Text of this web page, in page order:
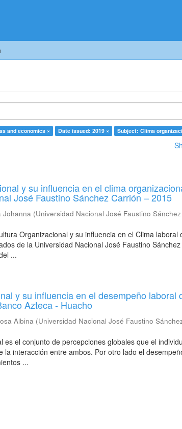
and economics × Date issued: 2019 × Subject: Clima
y su influencia en el clima
José Faustino Sánchez Carrión – 2015
Johanna (Universidad Nacional José Faustino
Organizacional y su influencia en el Clima laboral
de la Universidad Nacional José Faustino
...
y su influencia en el desempeño laboral
Azteca - Huacho
Albina (Universidad Nacional José Faustino
es el conjunto de percepciones globales que el
la interacción entre ambos. Por otro lado el
...